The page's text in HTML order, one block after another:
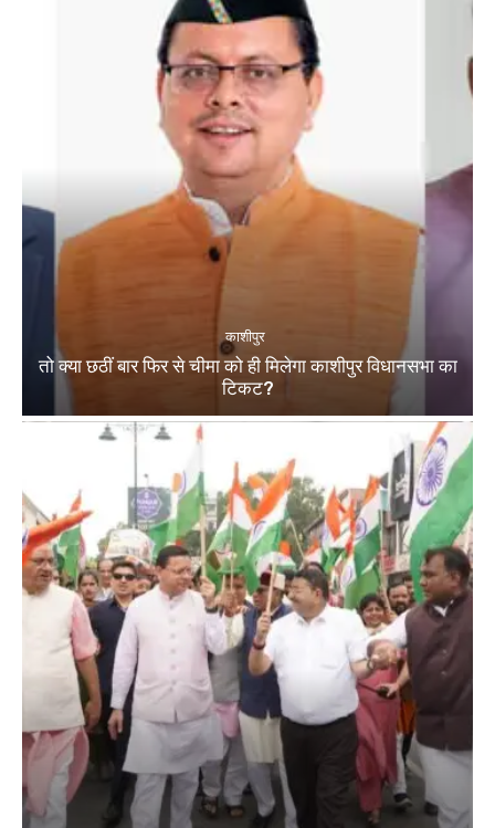
काशीपुर
तो क्या छठीं बार फिर से चीमा को ही मिलेगा काशीपुर विधानसभा का
टिकट?